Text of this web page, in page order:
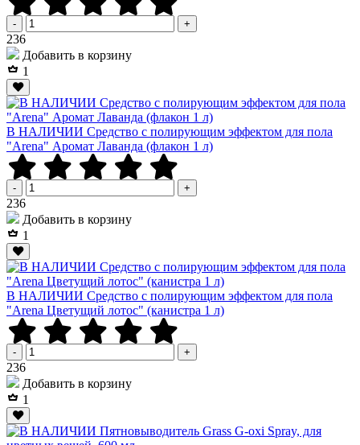
- +
236Р
Добавить в корзину
1
В НАЛИЧИИ Средство с полирующим эффектом для пола
"Arena" Аромат Лаванда (флакон 1 л)
- +
236Р
Добавить в корзину
1
В НАЛИЧИИ Средство с полирующим эффектом для пола
"Arena Цветущий лотос" (канистра 1 л)
- +
236Р
Добавить в корзину
1